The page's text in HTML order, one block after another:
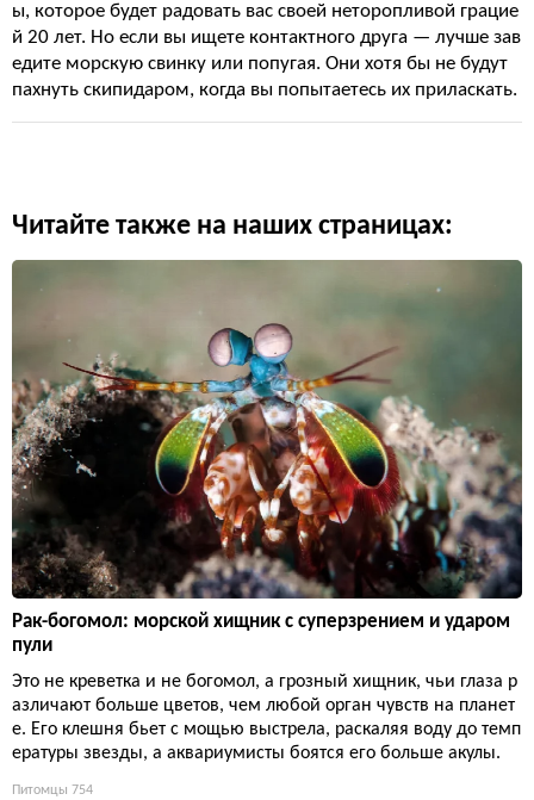
ы, которое будет радовать вас своей неторопливой грацие
й 20 лет. Но если вы ищете контактного друга — лучше зав
едите морскую свинку или попугая. Они хотя бы не будут
пахнуть скипидаром, когда вы попытаетесь их приласкать.
Читайте также на наших страницах:
Рак-богомол: морской хищник с суперзрением и ударом
пули
Это не креветка и не богомол, а грозный хищник, чьи глаза р
азличают больше цветов, чем любой орган чувств на планет
е. Его клешня бьет с мощью выстрела, раскаляя воду до темп
ературы звезды, а аквариумисты боятся его больше акулы.
Питомцы 754